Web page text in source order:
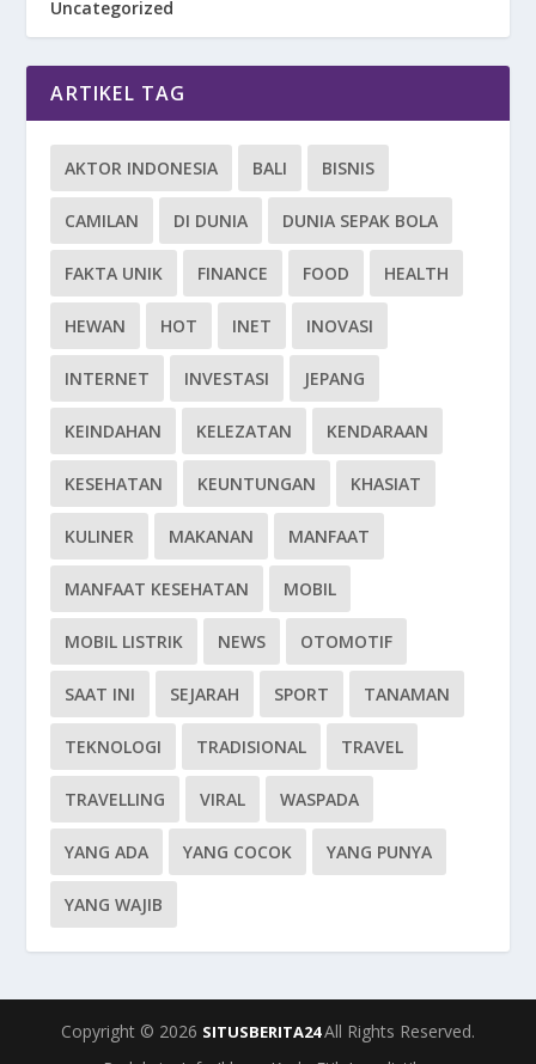
Uncategorized
ARTIKEL TAG
AKTOR INDONESIA BALI BISNIS
CAMILAN DI DUNIA DUNIA SEPAK BOLA
FAKTA UNIK FINANCE FOOD HEALTH
HEWAN HOT INET INOVASI
INTERNET INVESTASI JEPANG
KEINDAHAN KELEZATAN KENDARAAN
KESEHATAN KEUNTUNGAN KHASIAT
KULINER MAKANAN MANFAAT
MANFAAT KESEHATAN MOBIL
MOBIL LISTRIK NEWS OTOMOTIF
SAAT INI SEJARAH SPORT TANAMAN
TEKNOLOGI TRADISIONAL TRAVEL
TRAVELLING VIRAL WASPADA
YANG ADA YANG COCOK YANG PUNYA
YANG WAJIB
Copyright © 2026 SITUSBERITA24All Rights Reserved.